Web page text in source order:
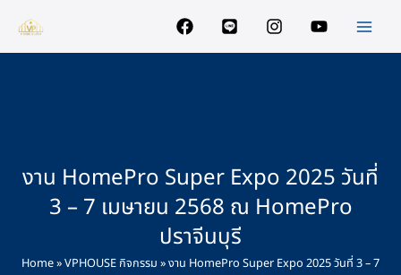
content
งาน HomePro Super Expo 2025 วันที่
3 – 7 เมษายน 2568 ณ HomePro
ปราจีนบุรี
Home»VPHOUSE กิจกรรม »งาน HomePro Super Expo 2025 วันที่ 3 – 7